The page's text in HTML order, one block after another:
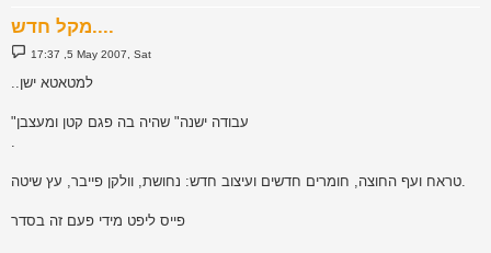
מקל חדש....
P
o
t
17:37 ,5 May 2007, Sat
..למטאטא ישן
"עבודה ישנה" שהיה בה פגם קטן ומעצבן
.
טראח ועף החוצה, חומרים חדשים ועיצוב חדש: נחושת, וולקן פייבר, עץ שיטה.
פייס ליפט מידי פעם זה בסדר